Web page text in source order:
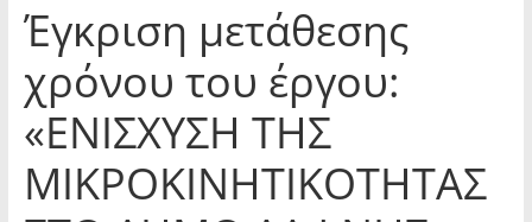
Έγκριση μετάθεσης
χρόνου του έργου:
«ΕΝΙΣΧΥΣΗ ΤΗΣ
ΜΙΚΡΟΚΙΝΗΤΙΚΟΤΗΤΑΣ